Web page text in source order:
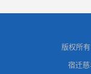
版权所
宿迁